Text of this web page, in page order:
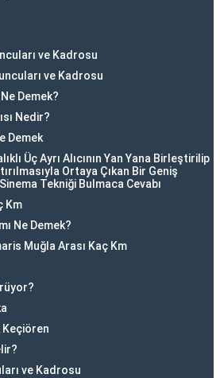
ve Kadrosu
ve Kadrosu
Demek?
Nedir?
Demek
Üç Ayrı Alıcının Yan Yana Birleştirilip
Ortaya Çıkan Bir Geniş
Tekniği Bulmaca Cevabı
Km
Ne Demek?
Muğla Arası Kaç Km
Keçiören
ve Kadrosu